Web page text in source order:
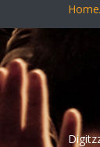
Home